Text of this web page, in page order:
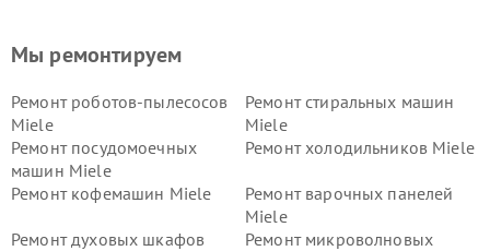
Мы ремонтируем
Ремонт роботов-пылесосов
Miele
Ремонт стиральных машин
Miele
Ремонт посудомоечных
машин Miele
Ремонт холодильников Miele
Ремонт кофемашин Miele
Ремонт варочных панелей
Miele
Ремонт духовых шкафов
Ремонт микроволновых